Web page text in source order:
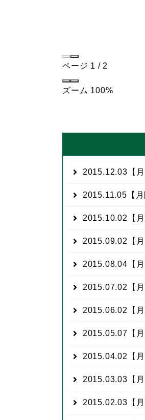
ページ 1 / 2
ズーム 100%
2015.12.03 【
2015.11.05 【
2015.10.02 【
2015.09.02 【
2015.08.04 【
2015.07.02 【
2015.06.02 【
2015.05.07 【
2015.04.02 【
2015.03.03 【
2015.02.03 【